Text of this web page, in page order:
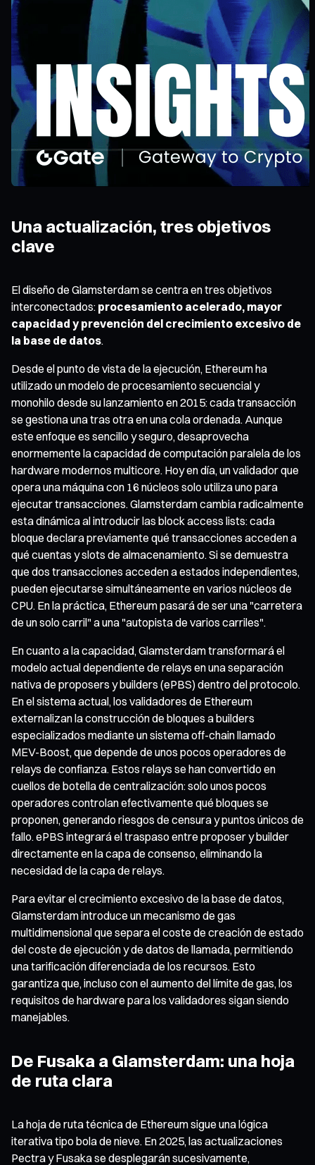
Una actualización, tres objetivos
clave
El diseño de Glamsterdam se centra en tres objetivos
interconectados: procesamiento acelerado, mayor
capacidad y prevención del crecimiento excesivo de
la base de datos.
Desde el punto de vista de la ejecución, Ethereum ha
utilizado un modelo de procesamiento secuencial y
monohilo desde su lanzamiento en 2015: cada transacción
se gestiona una tras otra en una cola ordenada. Aunque
este enfoque es sencillo y seguro, desaprovecha
enormemente la capacidad de computación paralela de los
hardware modernos multicore. Hoy en día, un validador que
opera una máquina con 16 núcleos solo utiliza uno para
ejecutar transacciones. Glamsterdam cambia radicalmente
esta dinámica al introducir las block access lists: cada
bloque declara previamente qué transacciones acceden a
qué cuentas y slots de almacenamiento. Si se demuestra
que dos transacciones acceden a estados independientes,
pueden ejecutarse simultáneamente en varios núcleos de
CPU. En la práctica, Ethereum pasará de ser una "carretera
de un solo carril" a una "autopista de varios carriles".
En cuanto a la capacidad, Glamsterdam transformará el
modelo actual dependiente de relays en una separación
nativa de proposers y builders (ePBS) dentro del protocolo.
En el sistema actual, los validadores de Ethereum
externalizan la construcción de bloques a builders
especializados mediante un sistema off-chain llamado
MEV-Boost, que depende de unos pocos operadores de
relays de confianza. Estos relays se han convertido en
cuellos de botella de centralización: solo unos pocos
operadores controlan efectivamente qué bloques se
proponen, generando riesgos de censura y puntos únicos de
fallo. ePBS integrará el traspaso entre proposer y builder
directamente en la capa de consenso, eliminando la
necesidad de la capa de relays.
Para evitar el crecimiento excesivo de la base de datos,
Glamsterdam introduce un mecanismo de gas
multidimensional que separa el coste de creación de estado
del coste de ejecución y de datos de llamada, permitiendo
una tarificación diferenciada de los recursos. Esto
garantiza que, incluso con el aumento del límite de gas, los
requisitos de hardware para los validadores sigan siendo
manejables.
De Fusaka a Glamsterdam: una hoja
de ruta clara
La hoja de ruta técnica de Ethereum sigue una lógica
iterativa tipo bola de nieve. En 2025, las actualizaciones
Pectra y Fusaka se desplegarán sucesivamente,